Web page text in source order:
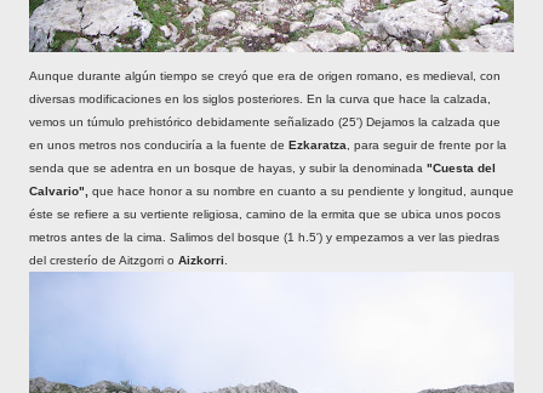
Aunque durante algún tiempo se creyó que era de origen romano, es medieval, con
diversas modificaciones en los siglos posteriores. En la curva que hace la calzada,
vemos un túmulo prehistórico debidamente señalizado (25') Dejamos la calzada que
en unos metros nos conduciría a la fuente de Ezkaratza , para seguir de frente por la
senda que se adentra en un bosque de hayas, y subir la denominada "Cuesta del
Calvario",
que hace honor a su nombre en cuanto a su pendiente y longitud, aunque
éste se refiere a su vertiente religiosa, camino de la ermita que se ubica unos pocos
metros antes de la cima. Salimos del bosque (1 h.5') y empezamos a ver las piedras
del cresterío de Aitzgorri o Aizkorri